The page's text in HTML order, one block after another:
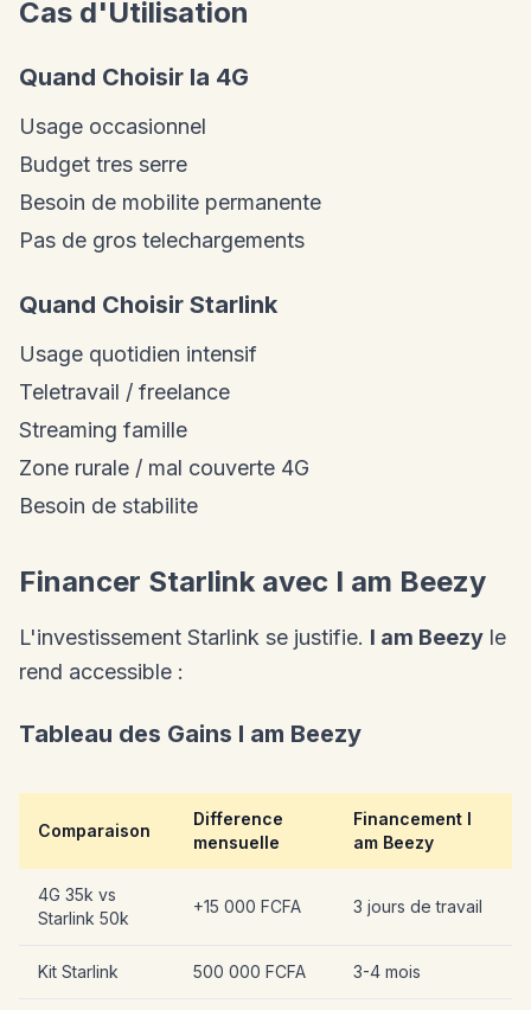
Cas d'Utilisation
Quand Choisir la 4G
Usage occasionnel
Budget tres serre
Besoin de mobilite permanente
Pas de gros telechargements
Quand Choisir Starlink
Usage quotidien intensif
Teletravail / freelance
Streaming famille
Zone rurale / mal couverte 4G
Besoin de stabilite
Financer Starlink avec I am Beezy
L'investissement Starlink se justifie. I am Beezy le
rend accessible :
Tableau des Gains I am Beezy
Comparaison
Difference
mensuelle
Financement I
am Beezy
4G 35k vs
Starlink 50k
+15 000 FCFA 3 jours de travail
Kit Starlink 500 000 FCFA 3-4 mois